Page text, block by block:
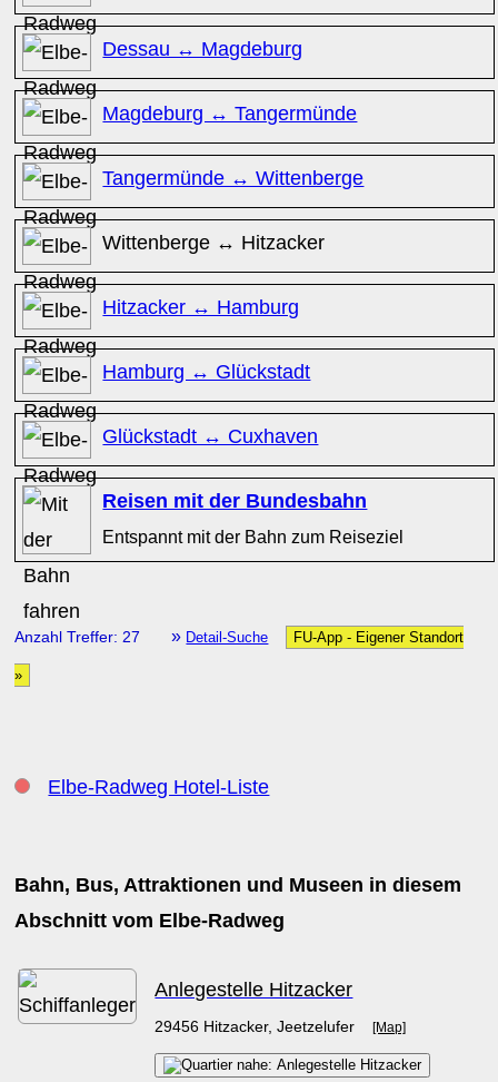
Dessau ↔ Magdeburg
Magdeburg ↔ Tangermünde
Tangermünde ↔ Wittenberge
Wittenberge ↔ Hitzacker
Hitzacker ↔ Hamburg
Hamburg ↔ Glückstadt
Glückstadt ↔ Cuxhaven
Reisen mit der Bundesbahn
Entspannt mit der Bahn zum Reiseziel
Anzahl Treffer: 27 » Detail-Suche FU-App - Eigener Standort
»
Elbe-Radweg Hotel-Liste
Bahn, Bus, Attraktionen und Museen in diesem
Abschnitt vom Elbe-Radweg
Anlegestelle Hitzacker
29456 Hitzacker, Jeetzelufer[Map]